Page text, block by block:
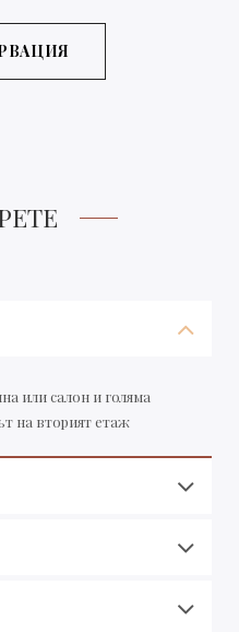
или салон и голяма
на вторият етаж